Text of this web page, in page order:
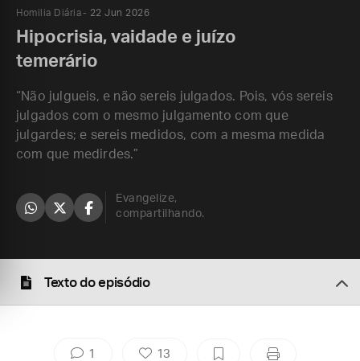
Homilia Diária 22 Jun 2026
Hipocrisia, vaidade e juízo
temerário
“Não julgueis, e não sereis julgados. Pois, vós sereis
julgados com o mesmo julgamento com que
julgardes; e sereis medidos, com a mesma medida
com que medirdes.”
Evangelize,
compartilhando.
Texto do episódio
1 13